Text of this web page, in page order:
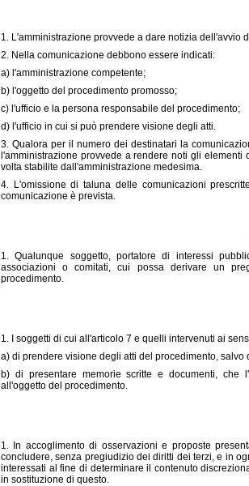
1. L'amministrazione provvede a dare notizia
2. Nella comunicazione debbono essere indicati:
a) l'amministrazione competente;
b) l'oggetto del procedimento promosso;
c) l'ufficio e la persona responsabile del procedimento;
d) l'ufficio in cui si può prendere visione degli atti.
3. Qualora per il numero dei destinatari la
l'amministrazione provvede a rendere noti gli
volta stabilite dall'amministrazione medesima.
4. L'omissione di taluna delle comunicazioni
comunicazione è prevista.
1. Qualunque soggetto, portatore di interessi
associazioni o comitati, cui possa derivare un
procedimento.
1. I soggetti di cui all'articolo 7 e quelli intervenuti ai
a) di prendere visione degli atti del procedimento, salvo
b) di presentare memorie scritte e documenti, che
all'oggetto del procedimento.
1. In accoglimento di osservazioni e proposte
concludere, senza pregiudizio dei diritti dei terzi, e in
interessati al fine di determinare il contenuto
in sostituzione di questo.